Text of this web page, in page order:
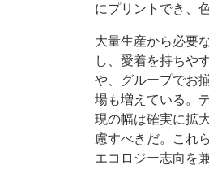
にプリントでき、
大量生産から必要
し、愛着を持ちや
や、グループでお
場も増えている。
現の幅は確実に拡
慮すべきだ。これ
エコロジー志向を